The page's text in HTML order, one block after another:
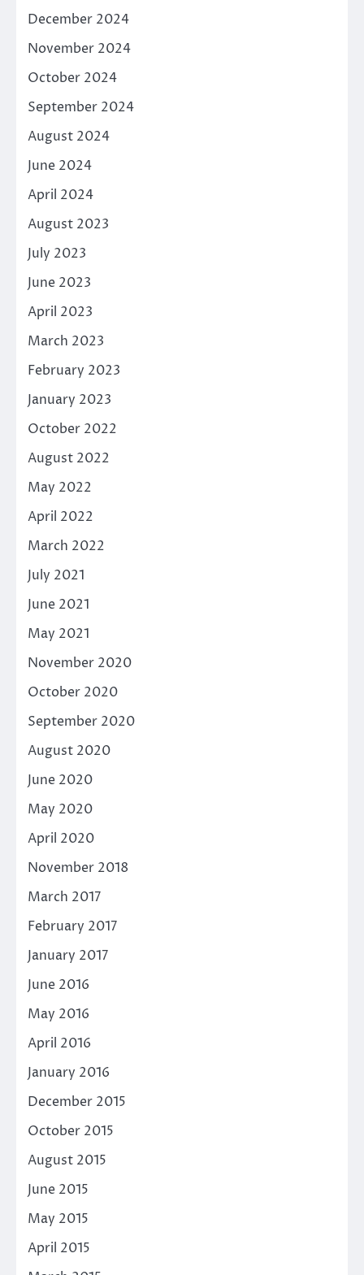
December 2024
November 2024
October 2024
September 2024
August 2024
June 2024
April 2024
August 2023
July 2023
June 2023
April 2023
March 2023
February 2023
January 2023
October 2022
August 2022
May 2022
April 2022
March 2022
July 2021
June 2021
May 2021
November 2020
October 2020
September 2020
August 2020
June 2020
May 2020
April 2020
November 2018
March 2017
February 2017
January 2017
June 2016
May 2016
April 2016
January 2016
December 2015
October 2015
August 2015
June 2015
May 2015
April 2015